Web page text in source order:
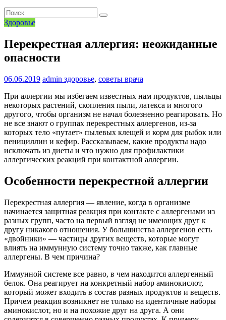
Здоровье
Перекрестная аллергия: неожиданные
опасности
06.06.2019 admin здоровье, советы врача
При аллергии мы избегаем известных нам продуктов, пыльцы
некоторых растений, скопления пыли, латекса и многого
другого, чтобы организм не начал болезненно реагировать. Но
не все знают о группах перекрестных аллергенов, из-за
которых тело «путает» пылевых клещей и корм для рыбок или
пенициллин и кефир. Рассказываем, какие продукты надо
исключать из диеты и что нужно для профилактики
аллергических реакций при контактной аллергии.
Особенности перекрестной аллергии
Перекрестная аллергия — явление, когда в организме
начинается защитная реакция при контакте с аллергенами из
разных групп, часто на первый взгляд не имеющих друг к
другу никакого отношения. У большинства аллергенов есть
«двойники» — частицы других веществ, которые могут
влиять на иммунную систему точно также, как главные
аллергены. В чем причина?
Иммунной системе все равно, в чем находится аллергенный
белок. Она реагирует на конкретный набор аминокислот,
который может входить в состав разных продуктов и веществ.
Причем реакция возникнет не только на идентичные наборы
аминокислот, но и на похожие друг на друга. А они